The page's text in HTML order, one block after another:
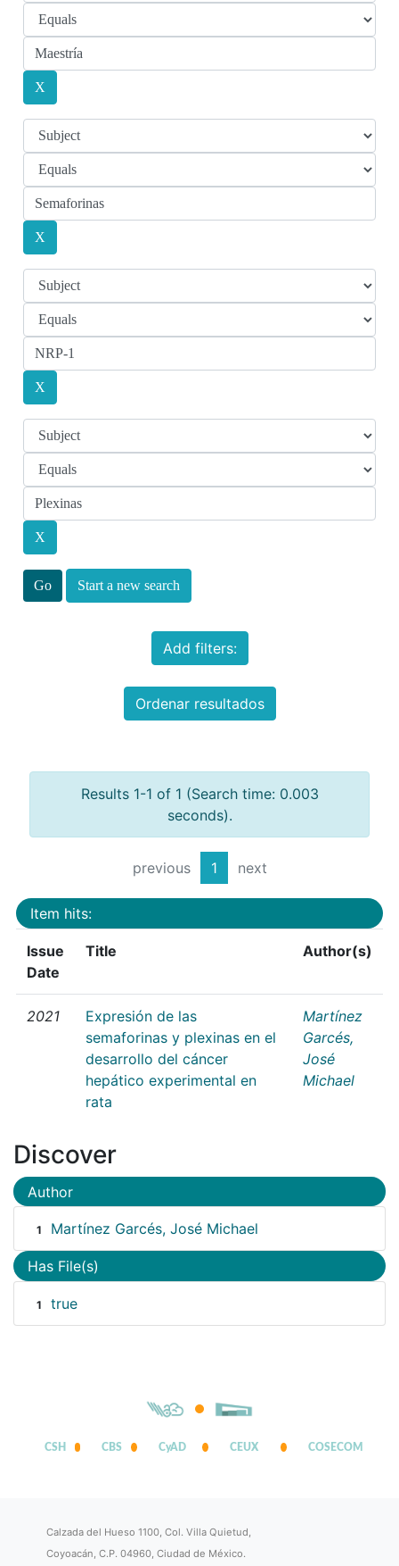
Start a new search
Add filters:
Ordenar resultados
Results 1-1 of 1 (Search time: 0.003
seconds).
previous 1 next
Item hits:
Issue
Date
Title Author(s)
2021
Expresión de las
semaforinas y plexinas en el
desarrollo del cáncer
hepático experimental en
rata
Martínez
Garcés,
José
Michael
Discover
Author
1 Martínez Garcés, José Michael
Has File(s)
1 true
CSH CBS CyAD CEUX COSECOM
Calzada del Hueso 1100, Col. Villa Quietud,
Coyoacán, C.P. 04960, Ciudad de México.